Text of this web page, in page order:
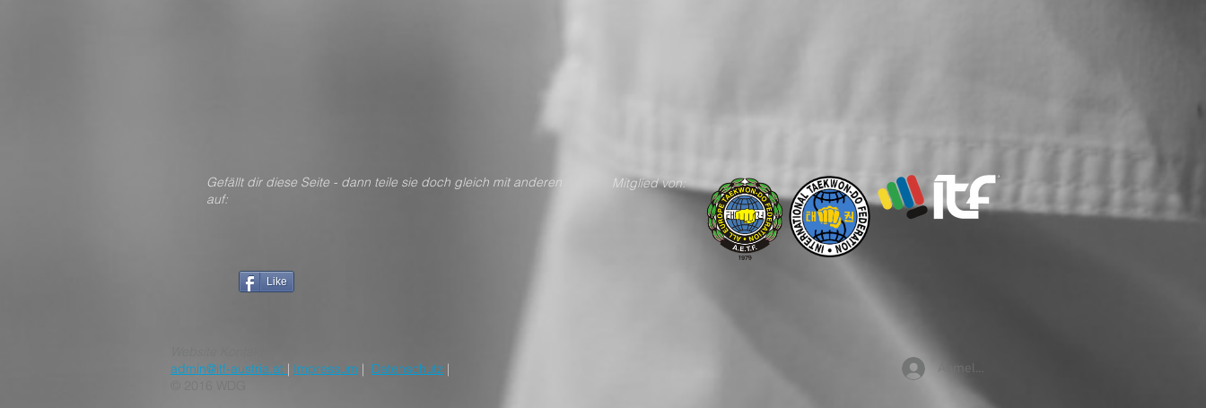
Gefällt dir diese Seite - dann teile sie doch gleich mit anderen
auf:
Mitglied von:
Like
admin@itf-austria.at | Impressum | Datenschutz |
Anmelden